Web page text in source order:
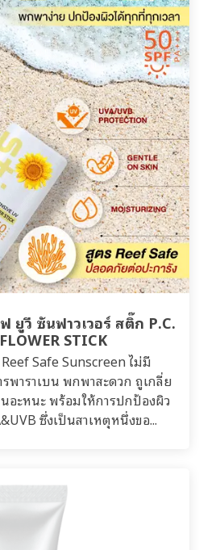
ยูวี ซันฟาวเวอร์ สติ๊ก P.C.
STICK
Safe Sunscreen ไม่มี
พาราเบน พกพาสะดวก ถูเกลี่ย
อะหนะ พร้อมให้การปกป้องผิว
ซึ่งเป็นสาเหตุหนึ่งขอ...